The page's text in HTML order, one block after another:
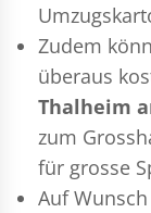
Zudem
überaus
Thalheim
zum
für grosse
Auf